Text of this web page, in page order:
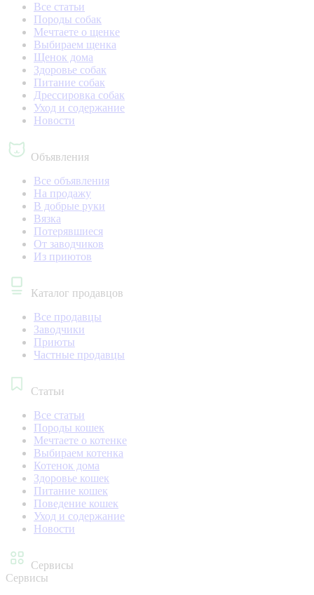
Все статьи
Породы собак
Мечтаете о щенке
Выбираем щенка
Щенок дома
Здоровье собак
Питание собак
Дрессировка собак
Уход и содержание
Новости
Объявления
Все объявления
На продажу
В добрые руки
Вязка
Потерявшиеся
От заводчиков
Из приютов
Каталог продавцов
Все продавцы
Заводчики
Приюты
Частные продавцы
Статьи
Все статьи
Породы кошек
Мечтаете о котенке
Выбираем котенка
Котенок дома
Здоровье кошек
Питание кошек
Поведение кошек
Уход и содержание
Новости
Сервисы
Сервисы